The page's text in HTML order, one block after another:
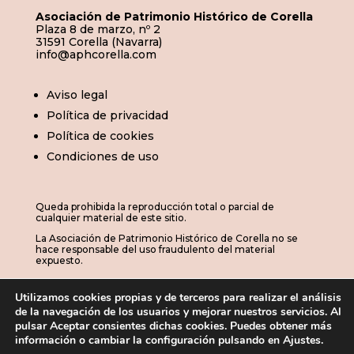
Asociación de Patrimonio Histórico de Corella
Plaza 8 de marzo, nº 2
31591 Corella (Navarra)
info@aphcorella.com
Aviso legal
Política de privacidad
Política de cookies
Condiciones de uso
Queda prohibida la reproducción total o parcial de
cualquier material de este sitio.
La Asociación de Patrimonio Histórico de Corella no se
hace responsable del uso fraudulento del material
expuesto.
© 2026 | APHC · Asociación de Patrimonio
Histórico de Corella
Utilizamos cookies propias y de terceros para realizar el análisis
de la navegación de los usuarios y mejorar nuestros servicios. Al
pulsar Aceptar consientes dichas cookies. Puedes obtener más
información o cambiar la configuración pulsando en Ajustes.